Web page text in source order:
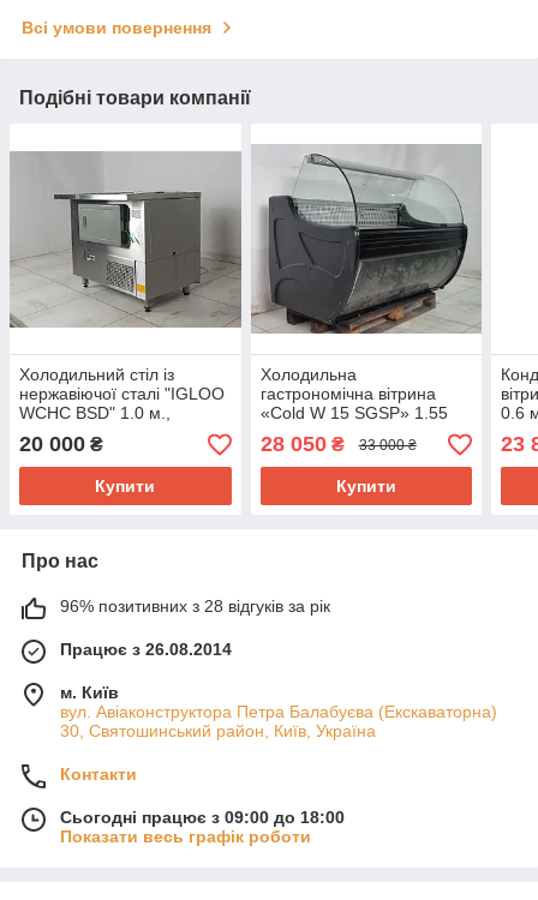
Всі умови повернення
Подібні товари компанії
Холодильний стіл із
нержавіючої сталі "IGLOO
WCHC BSD" 1.0 м.,
(Польща), (+2° +8°), Б/у
20 000 ₴
Купити
Холодильна
гастрономічна вітрина
«Cold W 15 SGSP» 1.55
м., (Польща), (+2° +6°),
викладка 73 см., Б/у
28 050₴ 33 000 ₴
Купити
0.6
23
Про нас
96% позитивних з 28 відгуків за рік
Працює з 26.08.2014
м. Київ
вул. Авіаконструктора Петра Балабуєва (Екскаваторна)
30, Святошинський район, Київ, Україна
Контакти
Сьогодні працює з 09:00 до 18:00
Показати весь графік роботи